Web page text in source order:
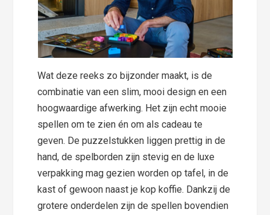
Wat deze reeks zo bijzonder maakt, is de
combinatie van een slim, mooi design en een
hoogwaardige afwerking. Het zijn echt mooie
spellen om te zien én om als cadeau te
geven. De puzzelstukken liggen prettig in de
hand, de spelborden zijn stevig en de luxe
verpakking mag gezien worden op tafel, in de
kast of gewoon naast je kop koffie. Dankzij de
grotere onderdelen zijn de spellen bovendien